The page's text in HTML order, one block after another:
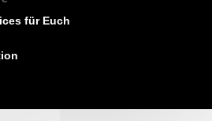
für Euch